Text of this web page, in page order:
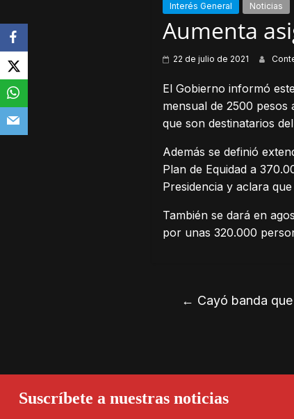
Interés General Noticias
Aumenta
22 de julio de 2021
El Gobierno informó
mensual de 2500
que son destinatarios
Además se definió
Plan de Equidad a
Presidencia y aclara
También se dará en
por unas 320.000
← Cayó banda
Suscríbete a nuestras noticias